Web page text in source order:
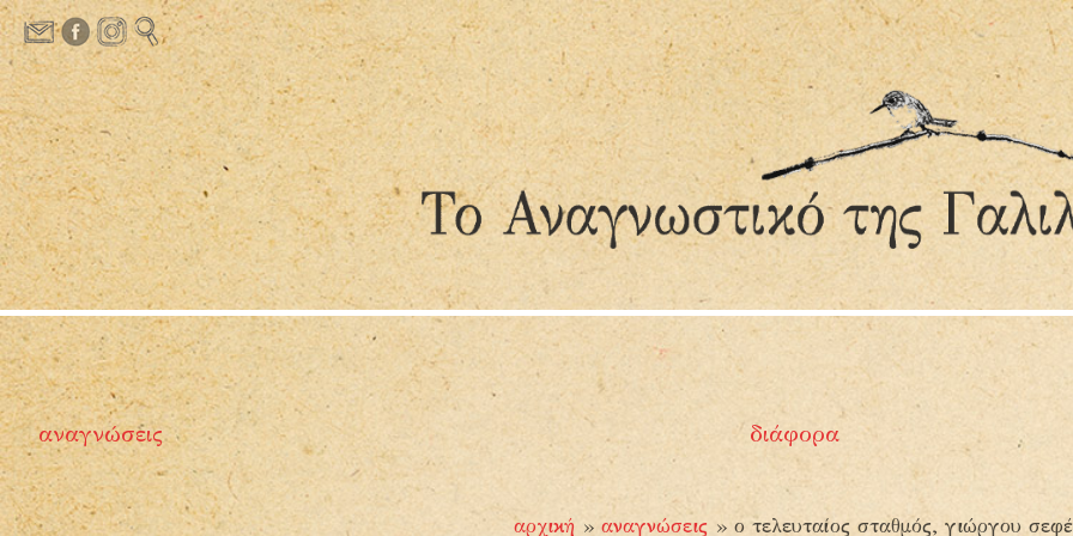
Τα χειροποίητα βιβλία του
Μιχαήλ Υοΐτωφ
αναγνώσεις διάφορα
αρχική »αναγνώσεις »ο τελευταίος σταθμός, γιώργου